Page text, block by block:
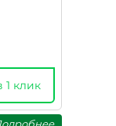
1 клик